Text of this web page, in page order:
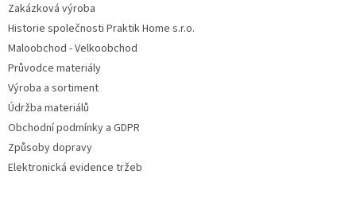
Zakázková výroba
Historie společnosti Praktik Home s.r.o.
Maloobchod - Velkoobchod
Průvodce materiály
Výroba a sortiment
Údržba materiálů
Obchodní podmínky a GDPR
Způsoby dopravy
Elektronická evidence tržeb